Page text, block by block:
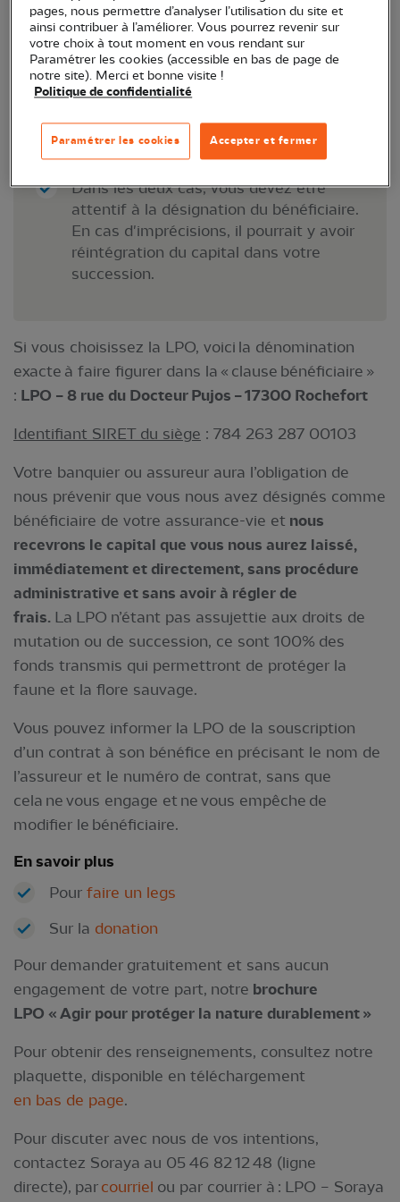
Si vous avez déjà un contrat mais que vous
souhaitez désormais y voir figurer la LPO : un
simple avenant vous permettra de nous
ajouter à la liste de vos bénéficiaires.
Dans les deux cas, vous devez être
attentif à la désignation du bénéficiaire.
En cas d'imprécisions, il pourrait y avoir
réintégration du capital dans votre
succession.
Si vous choisissez la LPO, voici la dénomination
exacte à faire figurer dans la « clause bénéficiaire »
: LPO – 8 rue du Docteur Pujos – 17300 Rochefort
Identifiant SIRET du siège : 784 263 287 00103
Votre banquier ou assureur aura l’obligation de
nous prévenir que vous nous avez désignés comme
bénéficiaire de votre assurance-vie et nous
recevrons le capital que vous nous aurez laissé,
immédiatement et directement, sans procédure
administrative et sans avoir à régler de
frais. La LPO n’étant pas assujettie aux droits de
mutation ou de succession, ce sont 100% des
fonds transmis qui permettront de protéger la
faune et la flore sauvage.
Vous pouvez informer la LPO de la souscription
d’un contrat à son bénéfice en précisant le nom de
l’assureur et le numéro de contrat, sans que
cela ne vous engage et ne vous empêche de
modifier le bénéficiaire.
En savoir plus
Pour faire un legs
Sur la donation
Pour demander gratuitement et sans aucun
engagement de votre part, notre brochure
LPO « Agir pour protéger la nature durablement »
Pour obtenir des renseignements, consultez notre
plaquette, disponible en téléchargement
en bas de page.
Pour discuter avec nous de vos intentions,
contactez Soraya au 05 46 82 12 48 (ligne
directe), par courriel ou par courrier à : LPO – Soraya
pages, nous permettre d’analyser l’utilisation du site et
ainsi contribuer à l’améliorer. Vous pourrez revenir sur
votre choix à tout moment en vous rendant sur
Paramétrer les cookies (accessible en bas de page de
notre site). Merci et bonne visite !
Politique de confidentialité
Accepter et fermer
Paramétrer les cookies